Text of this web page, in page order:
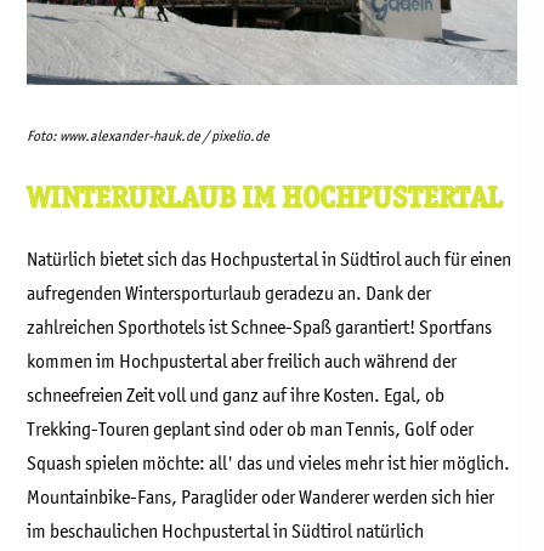
Foto: www.alexander-hauk.de / pixelio.de
WINTERURLAUB IM HOCHPUSTERTAL
Natürlich bietet sich das Hochpustertal in Südtirol auch für einen
aufregenden Wintersporturlaub geradezu an. Dank der
zahlreichen Sporthotels ist Schnee-Spaß garantiert! Sportfans
kommen im Hochpustertal aber freilich auch während der
schneefreien Zeit voll und ganz auf ihre Kosten. Egal, ob
Trekking-Touren geplant sind oder ob man Tennis, Golf oder
Squash spielen möchte: all' das und vieles mehr ist hier möglich.
Mountainbike-Fans, Paraglider oder Wanderer werden sich hier
im beschaulichen Hochpustertal in Südtirol natürlich